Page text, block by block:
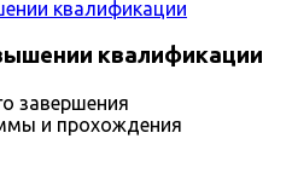
квалификации
завершения
и прохождения